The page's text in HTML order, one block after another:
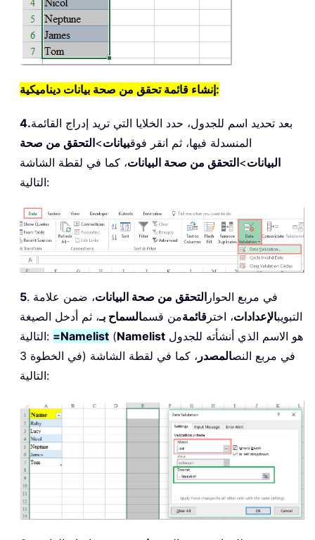
إنشاء قائمة تحقق من صحة بيانات ديناميكية:
4.بعد تحديد اسم للجدول، حدد الخلايا التي تريد إدراج القائمة
المنسدلة فيها، ثم انقر فوقبيانات>التحقق من صحة
البيانات>التحقق من صحة البيانات، كما في لقطة الشاشة
التالية:
5 . في مربع الحوار التحقق من صحة البيانات، ضمن علامة
التبويبالإعدادات، اختر قائمةمن قسمالسماح بـ، ثم أدخل الصيغة
التالية: =Namelist (Namelist
في الخطوة 3) في مربع النصالمصدر ، كما في لقطة الشاشة
التالية: